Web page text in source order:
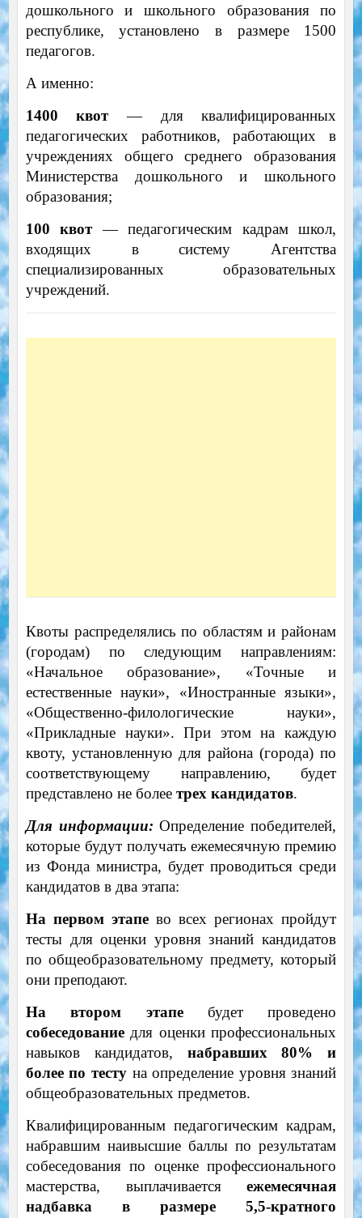
дошкольного и школьного образования по
республике, установлено в размере 1500
педагогов.
А именно:
1400 квот— для квалифицированных
педагогических работников, работающих в
учреждениях общего среднего образования
Министерства дошкольного и школьного
образования;
100 квот— педагогическим кадрам школ,
входящих в систему Агентства
специализированных образовательных
учреждений.
Квоты распределялись по областям и районам
(городам) по следующим направлениям:
«Начальное образование», «Точные и
естественные науки», «Иностранные языки»,
«Общественно-филологические науки»,
«Прикладные науки». При этом на каждую
квоту, установленную для района (города) по
соответствующему направлению, будет
представлено не более трех кандидатов.
Для информации: Определение победителей,
которые будут получать ежемесячную премию
из Фонда министра, будет проводиться среди
кандидатов в два этапа:
На первом этапе во всех регионах пройдут
тесты для оценки уровня знаний кандидатов
по общеобразовательному предмету, который
они преподают.
На втором этапебудет проведено
собеседованиедля оценки профессиональных
навыков кандидатов, набравших 80% и
более по тестуна определение уровня знаний
общеобразовательных предметов.
Квалифицированным педагогическим кадрам,
набравшим наивысшие баллы по результатам
собеседования по оценке профессионального
мастерства, выплачиваетсяежемесячная
надбавка в размере 5,5-кратного